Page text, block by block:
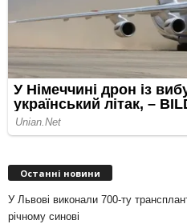
Останні новини
У Львові виконали 700-ту
річному синові